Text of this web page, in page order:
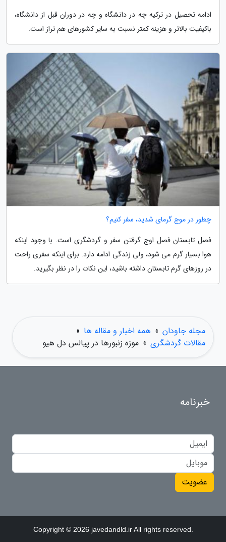
ادامه تحصیل در ترکیه چه در دانشگاه و چه در دوران قبل از دانشگاه،
باکیفیت بالاتر و هزینه کمتر نسبت به سایر کشورهای هم تراز است.
چطور در موج گرمای شدید، سفر کنیم؟
فصل تابستان فصل اوج گرفتن سفر و گردشگری است. با وجود اینکه
هوا بسیار گرم می شود، ولی زندگی ادامه دارد. برای اینکه سفری راحت
در روزهای گرم تابستان داشته باشید، این نکات را در نظر بگیرید.
مجله جاودان » همه اخبار و مقاله ها »
مقالات گردشگری » موزه زنبورها در پیالس دل هیو
خبرنامه
عضویت
Copyright © 2026 javedandld.ir All rights reserved.